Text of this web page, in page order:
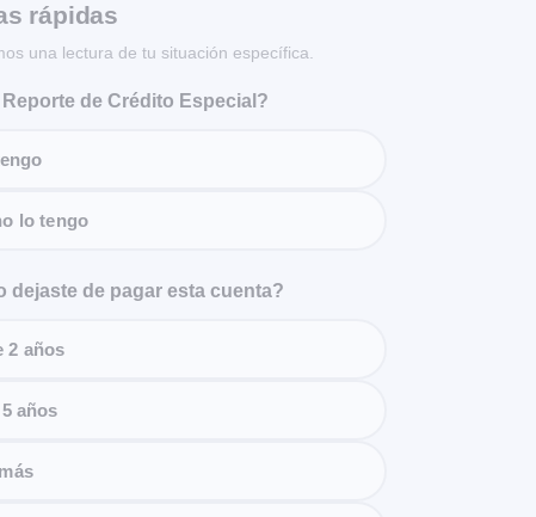
rápidas
una lectura de tu situación específica.
de Crédito Especial?
lo tengo
dejaste de pagar esta cuenta?
2 años
años